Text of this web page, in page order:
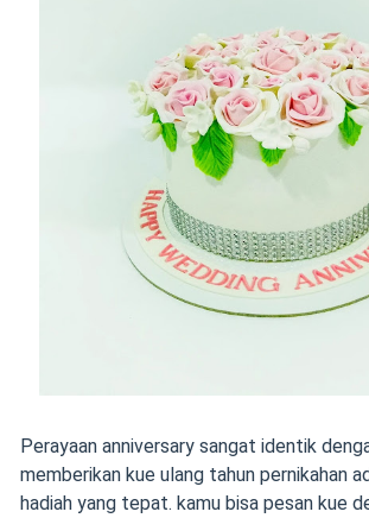
Perayaan anniversary sangat identik
memberikan kue ulang tahun pernikahan
hadiah yang tepat. kamu bisa pesan kue